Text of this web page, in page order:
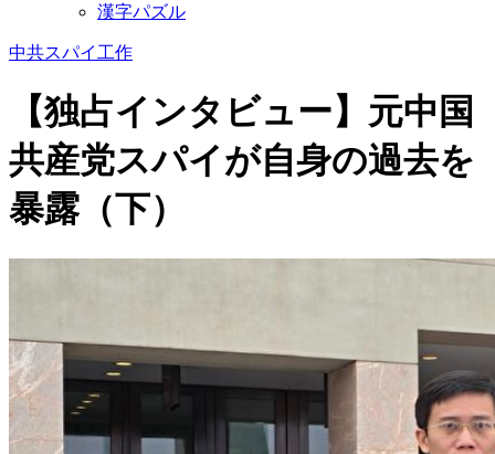
漢字パズル
中共スパイ工作
【独占インタビュー】元中国
共産党スパイが自身の過去を
暴露（下）